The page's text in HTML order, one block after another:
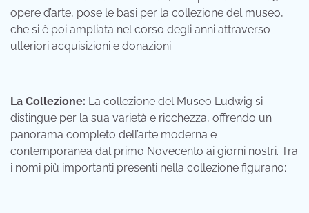
opere d’arte, pose le basi per la collezione del museo,
che si è poi ampliata nel corso degli anni attraverso
ulteriori acquisizioni e donazioni.
La Collezione: La collezione del Museo Ludwig si
distingue per la sua varietà e ricchezza, offrendo un
panorama completo dell’arte moderna e
contemporanea dal primo Novecento ai giorni nostri. Tra
i nomi più importanti presenti nella collezione figurano: